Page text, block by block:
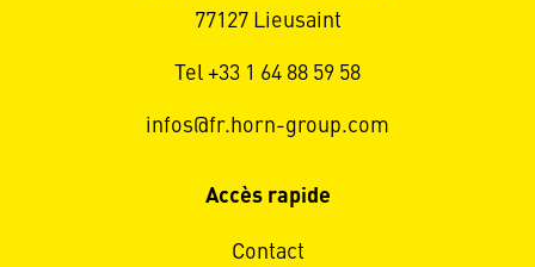
77127 Lieusaint
Tel +33 1 64 88 59 58
infos@fr.horn-group.com
Accès rapide
Contact